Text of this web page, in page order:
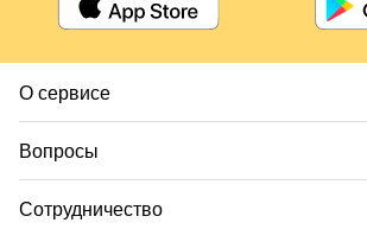
О сервисе
Вопросы
Сотрудничество